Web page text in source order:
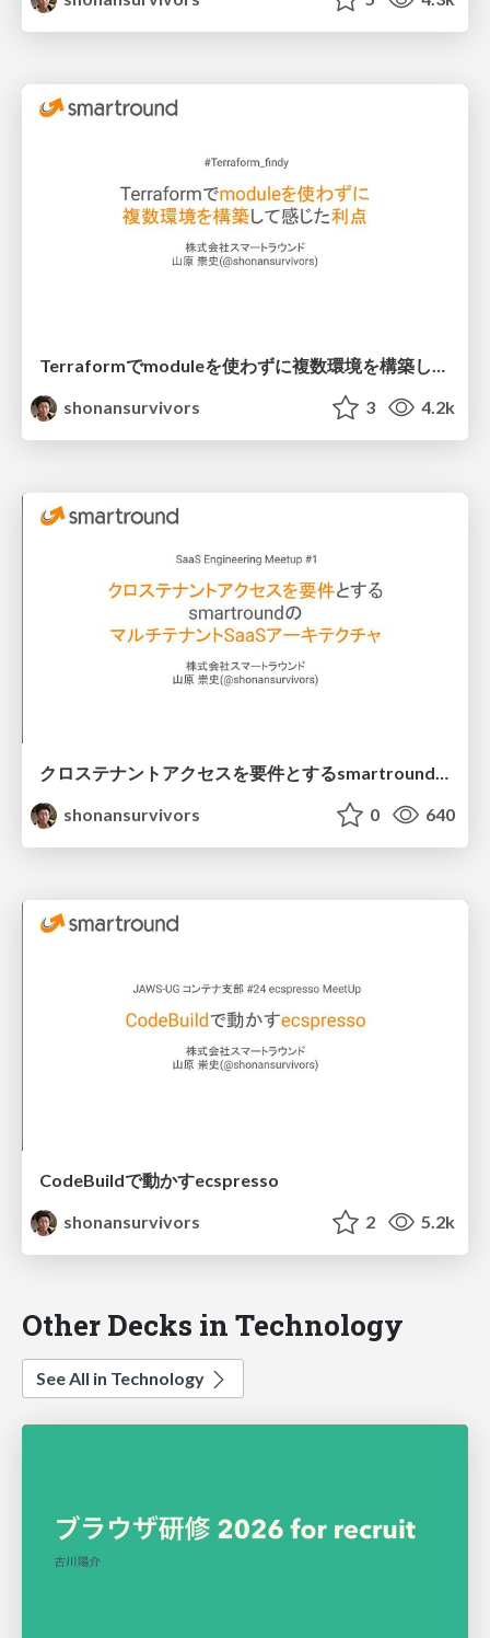
shonansurvivors
3 4.2k
クロステナントアクセスを要件とするsmartroundのマルチテナントSaaSアーキテクチャ
shonansurvivors
0 640
CodeBuildで動かすecspresso
shonansurvivors
2 5.2k
Other Decks in Technology
See All in Technology